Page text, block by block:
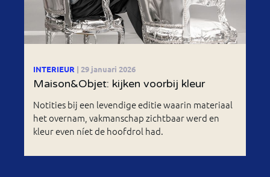
INTERIEUR | 29 januari 2026
Maison&Objet: kijken voorbij kleur
Notities bij een levendige editie waarin materiaal
het overnam, vakmanschap zichtbaar werd en
kleur even níet de hoofdrol had.